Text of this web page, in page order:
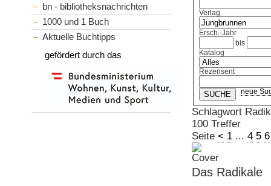
Verlag
Ersch.-Jahr
bis
Katalog
Rezensent
neue
Schlagwort
100 Treffer
Seite < 1... 4 5 6
Das Radikale
bn - bibliotheksnachrichten
1000 und 1 Buch
Aktuelle Buchtipps
gefördert durch das